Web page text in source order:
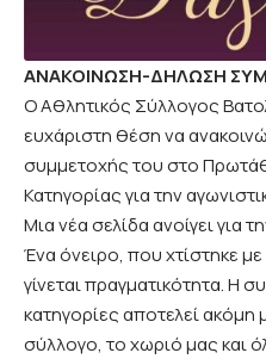
ΑΝΑΚΟΙΝΩΣΗ-ΔΗΛΩΣΗ
Ο Αθλητικός Σύλλογος
ευχάριστη θέση να
συμμετοχής του στο
Κατηγορίας για την
Μια νέα σελίδα ανοίγει για
Ένα όνειρο, που χτίστηκε
γίνεται πραγματικότητα. Η
κατηγορίες αποτελεί ακόμη
σύλλογο, το χωριό μας και